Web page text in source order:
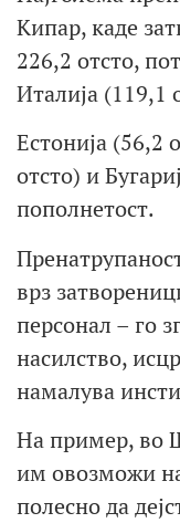
Кипар, каде
226,2 отсто,
Италија (119,1
Естонија (56,2
отсто) и
пополнетост.
врз
персонал – го
насилство,
намалува
На пример, во
им овозможи
полесно да